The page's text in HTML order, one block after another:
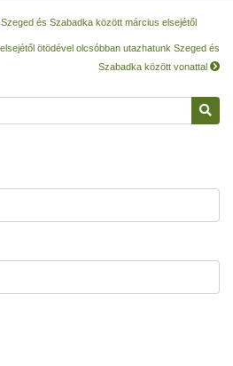
és Szabadka között március elsejétől
ötödével olcsóbban utazhatunk Szeged és
Szabadka között vonattal